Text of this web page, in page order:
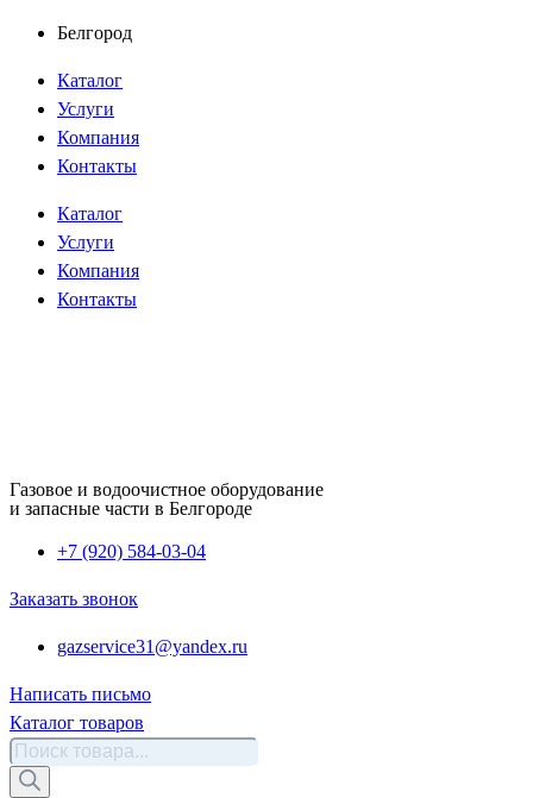
Перейти
содержимому
Белгород
Каталог
Услуги
Компания
Контакты
Каталог
Услуги
Компания
Контакты
Газовое и водоочистное оборудование
и запасные части в Белгороде
+7 (920) 584-03-04
Заказать звонок
gazservice31@yandex.ru
Написать письмо
Каталог товаров
Поиск
товаров